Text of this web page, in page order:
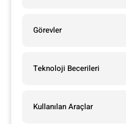
Görevler
Teknoloji Becerileri
Kullanılan Araçlar